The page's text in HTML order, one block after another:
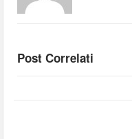
Post Correlati